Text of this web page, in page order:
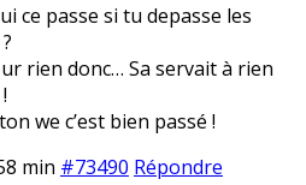
ce passe si tu depasse les
rien donc… Sa servait à rien
we c’est bien passé !
min #73490 Répondre